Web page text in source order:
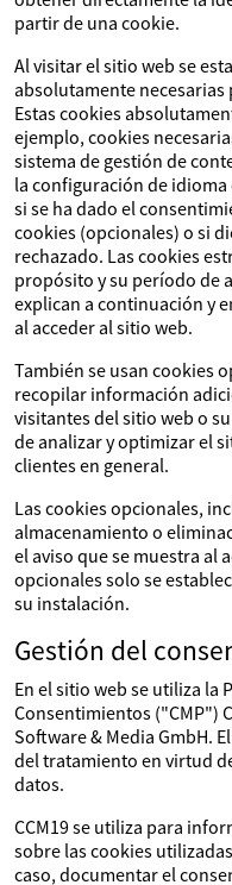
partir de una cookie.
Al visitar el sitio web se
absolutamente
Estas cookies
ejemplo, cookies
sistema de gestión de
la configuración de
si se ha dado el
cookies (opcionales) o si
rechazado. Las cookies
propósito y su período de
explican a continuación y
al acceder al sitio web.
También se usan cookies
recopilar información
visitantes del sitio web o
de analizar y optimizar el
clientes en general.
Las cookies opcionales,
almacenamiento o
el aviso que se muestra al
opcionales solo se
su instalación.
Gestión del
En el sitio web se utiliza la
Consentimientos ("CMP")
Software & Media GmbH.
del tratamiento en virtud
datos.
CCM19 se utiliza para
sobre las cookies
caso, documentar el